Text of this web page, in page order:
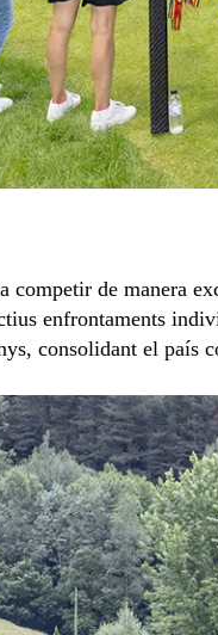
competir de manera
enfrontaments
consolidant el país